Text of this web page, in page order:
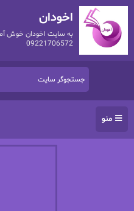
اخودان
به سایت اخودان خوش
09221706572
منو